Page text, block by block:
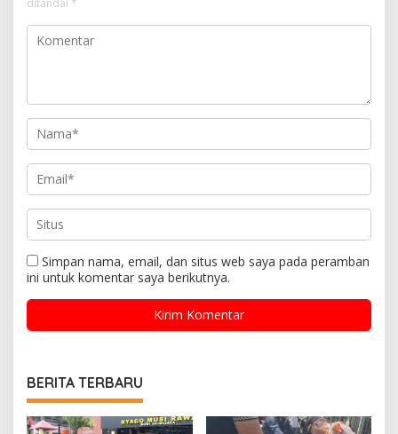
ditandai *
Simpan nama, email, dan situs web saya pada peramban
ini untuk komentar saya berikutnya.
BERITA TERBARU